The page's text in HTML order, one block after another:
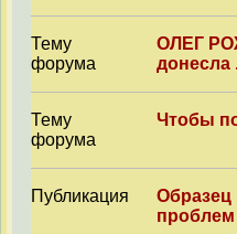
Тему
форума
ОЛЕГ
донесла
Тему
форума
Чтобы
Публикация
Образец
проблем